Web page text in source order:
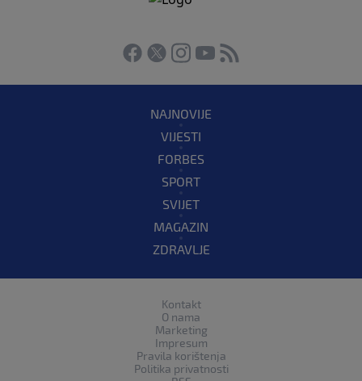
NAJNOVIJE
VIJESTI
FORBES
SPORT
SVIJET
MAGAZIN
ZDRAVLJE
Kontakt
O nama
Marketing
Impresum
Pravila korištenja
Politika privatnosti